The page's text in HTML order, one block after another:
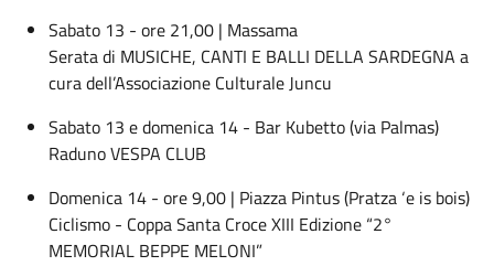
Sabato 13 - ore 21,00 | Massama
Serata di MUSICHE, CANTI E BALLI DELLA SARDEGNA a
cura dell’Associazione Culturale Juncu
Sabato 13 e domenica 14 - Bar Kubetto (via Palmas)
Raduno VESPA CLUB
Domenica 14 - ore 9,00 | Piazza Pintus (Pratza ‘e is bois)
Ciclismo - Coppa Santa Croce XIII Edizione “2°
MEMORIAL BEPPE MELONI”